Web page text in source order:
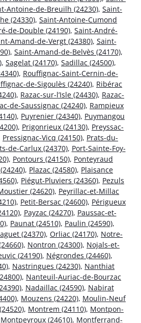
Antoine-de-Breuilh (24230), Saint-
(24330), Saint-Antoine-Cumond
de-Double (24190), Saint-André-
Amand-de-Vergt (24380), Saint-
, Saint-Amand-de-Belvès (24170),
, Sagelat (24170), Sadillac (24500),
, Rouffignac-Saint-Cernin-de-
de-Sigoulès (24240), Ribérac
, Razac-sur-l’Isle (24430), Razac-
de-Saussignac (24240), Rampieux
, Puyrenier (24340), Puymangou
, Prigonrieux (24130), Preyssac-
Pressignac-Vicq (24150), Prats-du-
de-Carlux (24370), Port-Sainte-Foy-
, Pontours (24150), Ponteyraud
, Plazac (24580), Plaisance
, Piégut-Pluviers (24360), Pezuls
(24620), Peyrillac-et-Millac
, Petit-Bersac (24600), Périgueux
, Payzac (24270), Paussac-et-
, Paunat (24510), Paulin (24590),
(24370), Orliac (24170), Notre-
, Nontron (24300), Nojals-et-
(24190), Négrondes (24460),
, Nastringues (24230), Nanthiat
, Nanteuil-Auriac-de-Bourzac
, Nadaillac (24590), Nabirat
, Mouzens (24220), Moulin-Neuf
, Montrem (24110), Montpon-
Montpeyroux (24610), Montferrand-